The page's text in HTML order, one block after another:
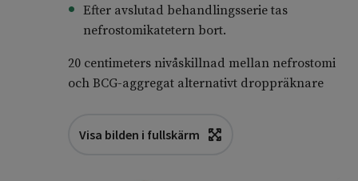
Efter avslutad behandlingsserie tas
nefrostomikatetern bort.
20 centimeters nivåskillnad mellan nefrostomi
och BCG-aggregat alternativt droppräknare
Visa bilden i fullskärm